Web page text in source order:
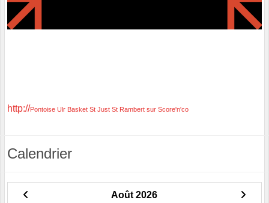
http://Pontoise Ulr Basket St Just St Rambert sur Score'n'co
Calendrier
Août 2026